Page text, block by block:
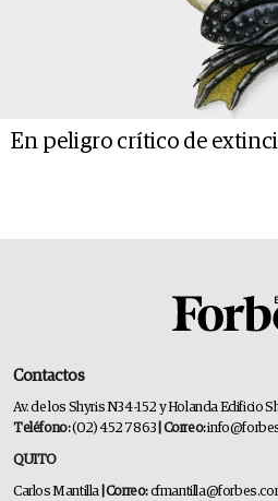
En peligro crítico de
Contactos
Av. de los Shyris N34-152 y Holanda Edificio
Teléfono:(02) 452 7863 | Correo:
QUITO
Carlos Mantilla | Correo: